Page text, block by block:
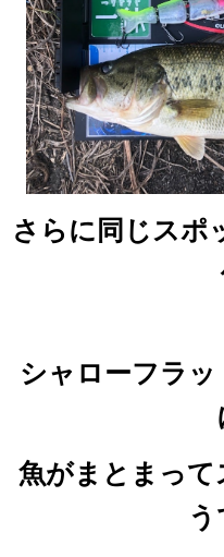
さらに同じス
シャローフラ
魚がまとまっ
う